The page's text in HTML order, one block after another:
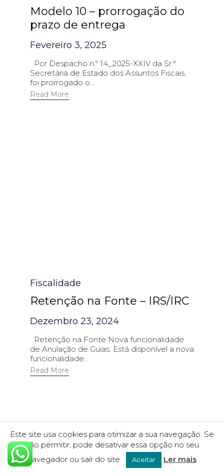
Modelo 10 – prorrogação do
prazo de entrega
Fevereiro 3, 2025
Por Despacho n.º 14_2025-XXIV da Sr.ª
Secretária de Estado dos Assuntos Fiscais,
foi prorrogado o...
Read More
Category
Fiscalidade
Retenção na Fonte – IRS/IRC
Dezembro 23, 2024
Retenção na Fonte Nova funcionalidade
de Anulação de Guias. Está disponível a nova
funcionalidade...
Read More
Este site usa cookies para otimizar a sua navegação. Se
não permitir, pode desativar essa opção no seu
navegador ou saír do site.
Aceitar Ler mais